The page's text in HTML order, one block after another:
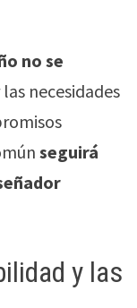
no se
necesidades
seguirá
y las